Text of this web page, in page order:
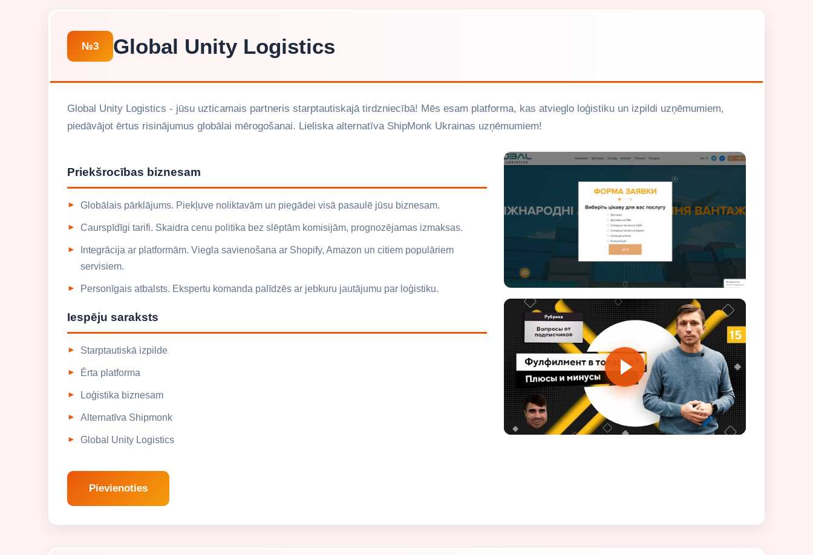
№3 Global Unity Logistics
Global Unity Logistics - jūsu uzticamais partneris starptautiskajā tirdzniecībā! Mēs esam platforma, kas atvieglo loģistiku un izpildi uzņēmumiem,
piedāvājot ērtus risinājumus globālai mērogošanai. Lieliska alternatīva ShipMonk Ukrainas uzņēmumiem!
Priekšrocības biznesam
Globālais pārklājums. Piekļuve noliktavām un piegādei visā pasaulē jūsu biznesam.
Caurspīdīgi tarifi. Skaidra cenu politika bez slēptām komisijām, prognozējamas izmaksas.
Integrācija ar platformām. Viegla savienošana ar Shopify, Amazon un citiem populāriem
servisiem.
Personīgais atbalsts. Ekspertu komanda palīdzēs ar jebkuru jautājumu par loģistiku.
Iespēju saraksts
Starptautiskā izpilde
Ērta platforma
Loģistika biznesam
Alternatīva Shipmonk
Global Unity Logistics
Pievienoties